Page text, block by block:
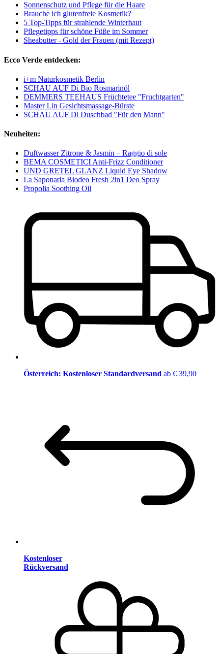
Sonnenschutz und Pflege für die Haare
Brauche ich glutenfreie Kosmetik?
5 Top-Tipps für strahlende Winterhaut
Pflegetipps für schöne Füße im Sommer
Sheabutter - Gold der Frauen (mit Rezept)
Ecco Verde entdecken:
i+m Naturkosmetik Berlin
SCHAU AUF Di Bio Rosmarinöl
DEMMERS TEEHAUS Früchtetee "Fruchtgarten"
Master Lin Gesichtsmassage-Bürste
SCHAU AUF Di Duschbad "Für den Mann"
Neuheiten:
Duftwasser Zitrone & Jasmin – Raggio di sole
BEMA COSMETICI Anti-Frizz Conditioner
UND GRETEL GLANZ Liquid Eye Shadow
La Saponaria Biodeo Fresh 2in1 Deo Spray
Propolia Soothing Oil
Österreich: Kostenloser Standardversand ab € 39,90
Kostenloser
Rückversand